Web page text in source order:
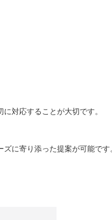
対応することが大切です。
に寄り添った提案が可能です